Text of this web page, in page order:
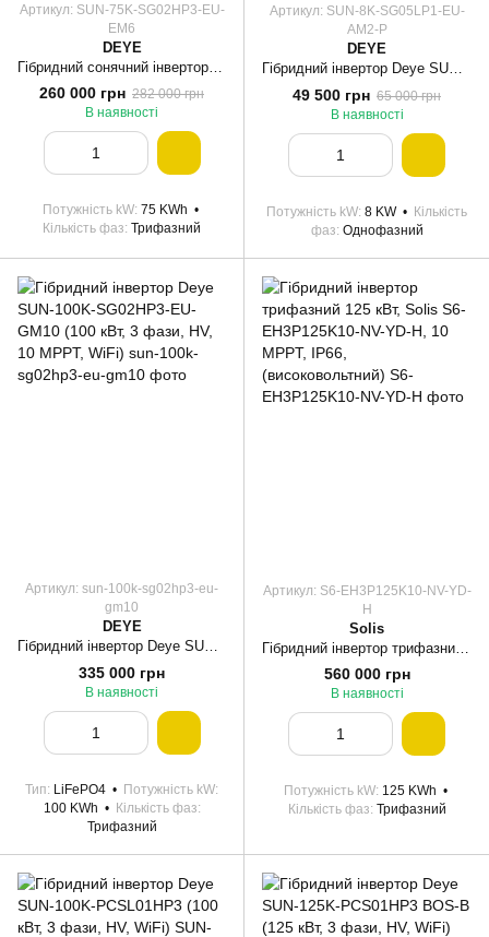
Артикул: SUN-75K-SG02HP3-EU-
EM6
DEYE
260 000 грн 282 000 грн
В наявності
Потужність kW 75 KWh
Кількість фаз Трифазний
Артикул: SUN-8K-SG05LP1-EU-
AM2-P
DEYE
Гібридний інвертор Deye SUN-8K-SG05LP1-EU-AM2-P
49 500 грн 65 000 грн
В наявності
Потужність kW 8 KW
Кількість
фаз Однофазний
Артикул: sun-100k-sg02hp3-eu-
gm10
DEYE
Гібридний інвертор Deye SUN-100K-SG02HP3-EU-GM10 (100 кВт, 3 фази, HV, 10 MPPT, WiFi)
335 000 грн
В наявності
Тип LiFePO4
Потужність kW
100 KWh
Кількість фаз
Трифазний
Артикул: S6-EH3P125K10-NV-YD-
H
Solis
560 000 грн
В наявності
Потужність kW 125 KWh
Кількість фаз Трифазний